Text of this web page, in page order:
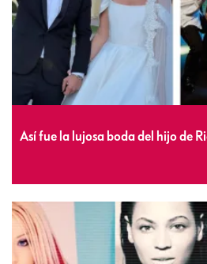
Así fue la lujosa boda del hijo de